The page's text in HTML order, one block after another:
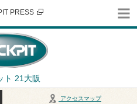
ト 21大阪
PRESS
アクセスマップ